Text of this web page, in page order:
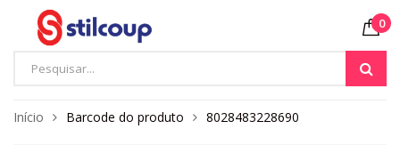
0
Início Barcode do produto 8028483228690